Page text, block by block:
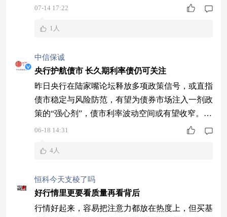
斜。出口链条中，半导体、电子通信等高端制造方
时，内需侧仍处于温和修复通道，二三季度GDP
正面。$中信保诚稳悦债券C$ 二、债务周期处于温
和去化阶段，信用扩张节奏平稳 当前城投平台
07-14 17:22
1人
中信保诚
央行护航债市 长久期利率债仍可关注
昨日央行在陆家嘴论坛释放多项政策信号，或直指
债市稳定与风险防范，有望为债券市场注入一剂政
策的“强心剂”，债市利率波动空间或有望收窄。
$中信保诚增强收益债券(LOF)C$ $中信保诚增强收
0BP压缩至50BP，并增加隔夜逆回购操作品种，或
度上相当于给资金市场装上了一个适当的“减震
器”，有利于避免短期利率大
06-18 14:31
4人
恒科今天支棱了吗
好行情里更要看质量再看背后
行情好起来，容易把注意力都放在热度上，但买基